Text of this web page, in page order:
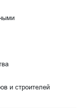
и строителей